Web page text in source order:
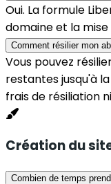
Oui. La formule
domaine et la
Comment résilier mon
Vous pouvez
restantes jusqu'à
frais de résiliation
Création du
Combien de temps